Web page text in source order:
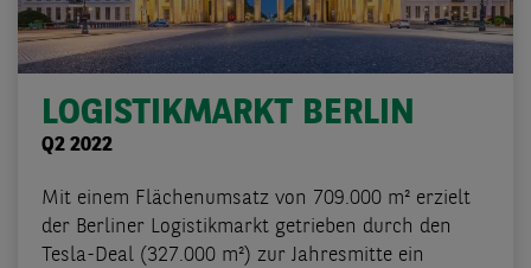
LOGISTIKMARKT BERLIN
Q2 2022
Mit einem Flächenumsatz von 709.000 m² erzielt
der Berliner Logistikmarkt getrieben durch den
Tesla-Deal (327.000 m²) zur Jahresmitte ein